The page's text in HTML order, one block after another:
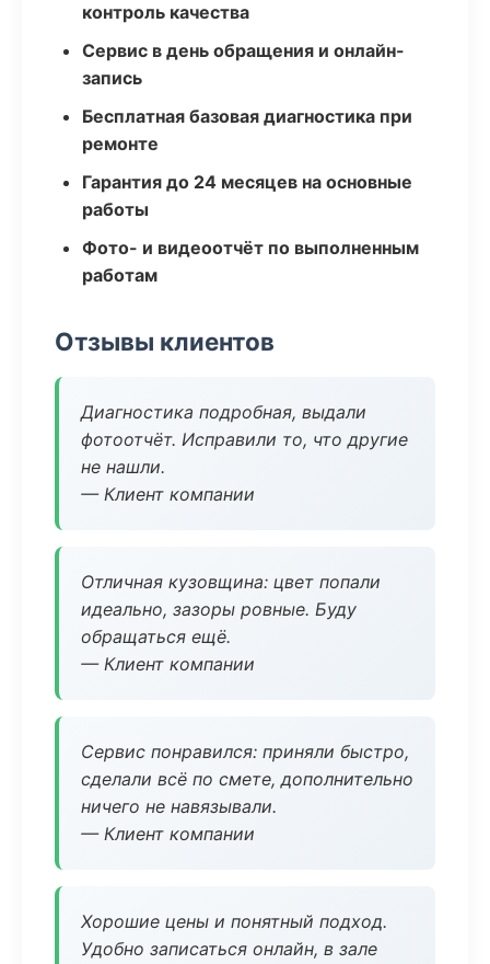
контроль качества
Сервис в день обращения и онлайн-
запись
Бесплатная базовая диагностика при
ремонте
Гарантия до 24 месяцев на основные
работы
Фото- и видеоотчёт по выполненным
работам
Отзывы клиентов
Диагностика подробная, выдали
фотоотчёт. Исправили то, что другие
не нашли.
— Клиент компании
Отличная кузовщина: цвет попали
идеально, зазоры ровные. Буду
обращаться ещё.
— Клиент компании
Сервис понравился: приняли быстро,
сделали всё по смете, дополнительно
ничего не навязывали.
— Клиент компании
Хорошие цены и понятный подход.
Удобно записаться онлайн, в зале